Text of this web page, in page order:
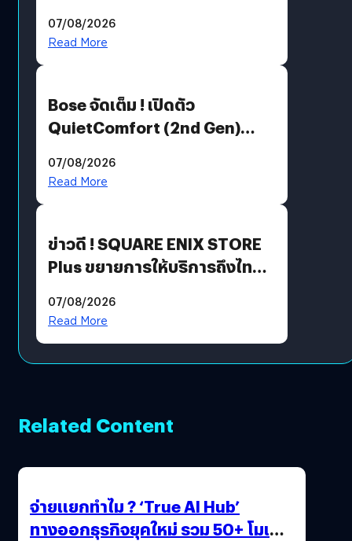
มีภาษาไทยด้วย
07/08/2026
Read More
Bose จัดเต็ม ! เปิดตัว
QuietComfort (2nd Gen)
07/08/2026
Read More
ข่าวดี ! SQUARE ENIX STORE
Plus ขยายการให้บริการถึงไทย
โดยตรง
07/08/2026
Read More
Related Content
จ่ายแยกทำไม ? ‘True AI Hub’
ทางออกธุรกิจยุคใหม่ รวม 50+ โมเดล